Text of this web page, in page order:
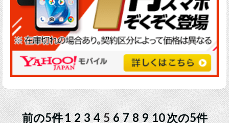
前の5件1 2 3 4 5 6 7 8 9 10次の5件